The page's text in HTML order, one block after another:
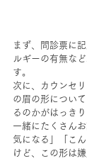
まず、問診票に
ルギーの有無な
す。
次に、カウンセ
の眉の形につい
るのかがはっき
一緒にたくさん
気になる」「こ
けど、この形は